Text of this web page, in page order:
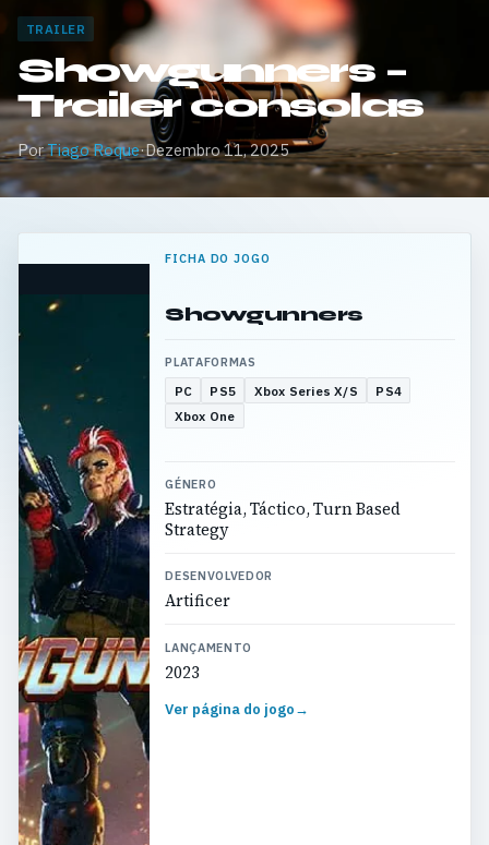
TRAILER
Showgunners –
Trailer consolas
PorTiago Roque·Dezembro 11, 2025
FICHA DO JOGO
Showgunners
PLATAFORMAS
PC PS5 Xbox Series X/S
PS4
Xbox One
GÉNERO
Estratégia, Táctico, Turn Based
Strategy
DESENVOLVEDOR
Artificer
LANÇAMENTO
2023
Ver página do jogo→